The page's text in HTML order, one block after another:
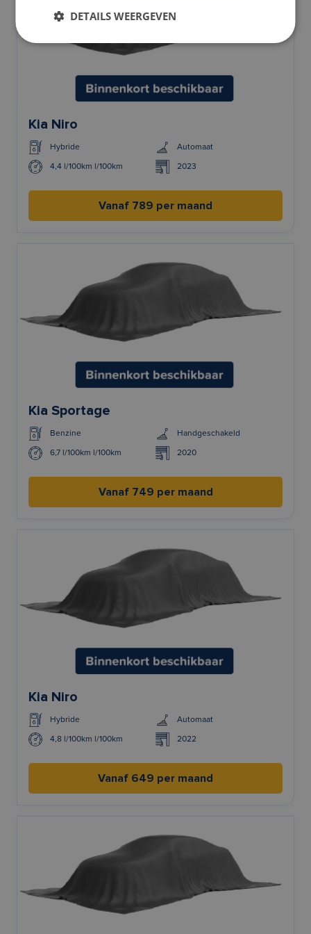
Kia Niro
Hybride Automaat
4,4 l/100km l/100km 2023
Vanaf 789 per maand
Kia Sportage
Benzine Handgeschakeld
6,7 l/100km l/100km 2020
Vanaf 749 per maand
Kia Niro
Hybride Automaat
4,8 l/100km l/100km 2022
Vanaf 649 per maand
DETAILS WEERGEVEN